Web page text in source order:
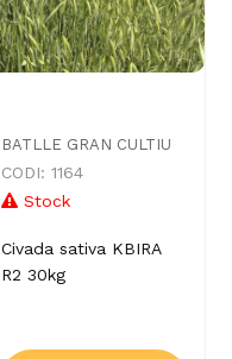
BATLLE GRAN CULTIU
CODI: 1164
Stock
Civada sativa KBIRA
R2 30kg